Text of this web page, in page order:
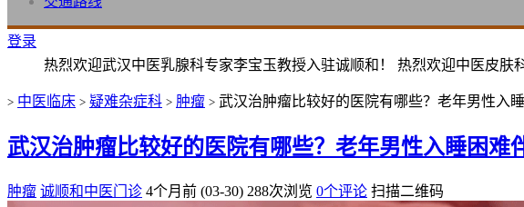
登录
热烈欢迎武汉中医乳腺科专家李宝玉教授入驻诚顺和！ 热烈欢迎中医皮
> 中医临床 > 疑难杂症科 > 肿瘤 > 武汉治肿瘤比较好的医院有哪些？老年男性入
武汉治肿瘤比较好的医院有哪些？老年男性入睡困难
肿瘤 诚顺和中医门诊 4个月前 (03-30) 288次浏览 0个评论 扫描二维码